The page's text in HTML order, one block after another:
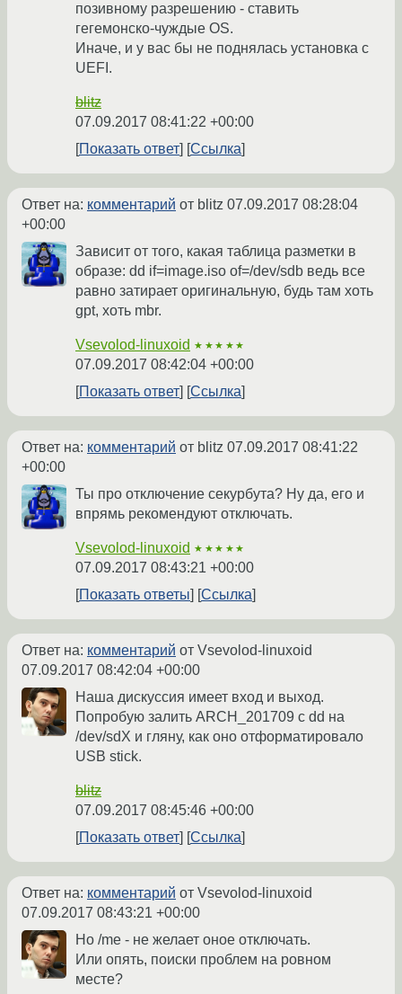
позивному разрешению - ставить
гегемонско-чуждые OS.
Иначе, и у вас бы не поднялась установка с
UEFI.
blitz
07.09.2017 08:41:22 +00:00
Показать ответ
Ссылка
Ответ на: комментарий от blitz 07.09.2017 08:28:04
+00:00
Зависит от того, какая таблица разметки в
образе: dd if=image.iso of=/dev/sdb ведь все
равно затирает оригинальную, будь там хоть
gpt, хоть mbr.
Vsevolod-linuxoid ★★★★★
07.09.2017 08:42:04 +00:00
Показать ответ
Ссылка
Ответ на: комментарий от blitz 07.09.2017 08:41:22
+00:00
Ты про отключение секурбута? Ну да, его и
впрямь рекомендуют отключать.
Vsevolod-linuxoid ★★★★★
07.09.2017 08:43:21 +00:00
Показать ответы
Ссылка
Ответ на: комментарий от Vsevolod-linuxoid
07.09.2017 08:42:04 +00:00
Наша дискуссия имеет вход и выход.
Попробую залить ARCH_201709 с dd на
/dev/sdX и гляну, как оно отформатировало
USB stick.
blitz
07.09.2017 08:45:46 +00:00
Показать ответ
Ссылка
Ответ на: комментарий от Vsevolod-linuxoid
07.09.2017 08:43:21 +00:00
Но /me - не желает оное отключать.
Или опять, поиски проблем на ровном
месте?